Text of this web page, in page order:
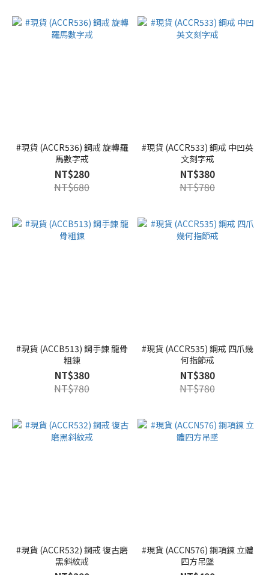
#現貨 (ACCR536) 鋼戒 旋轉羅
馬數字戒
NT$280
NT$680
#現貨 (ACCR533) 鋼戒 中凹英
文刻字戒
NT$380
NT$780
#現貨 (ACCB513) 鋼手鍊 龍骨
粗鍊
NT$380
NT$780
#現貨 (ACCR535) 鋼戒 四爪幾
何指節戒
NT$380
NT$780
#現貨 (ACCR532) 鋼戒 復古磨
黑斜紋戒
#現貨 (ACCN576) 鋼項鍊 立體
四方吊墜